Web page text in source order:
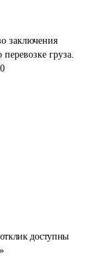
доступны
заключения
груза.